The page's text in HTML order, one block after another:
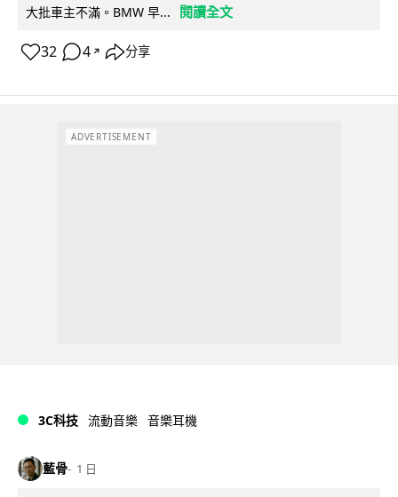
大批車主不滿。BMW 早...
閱讀全文
32 4 ↗ 分享
ADVERTISEMENT
3C科技 流動音樂 音樂耳機
藍骨 1 日